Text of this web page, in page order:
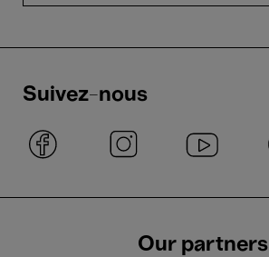
Suivez-nous
Our partners